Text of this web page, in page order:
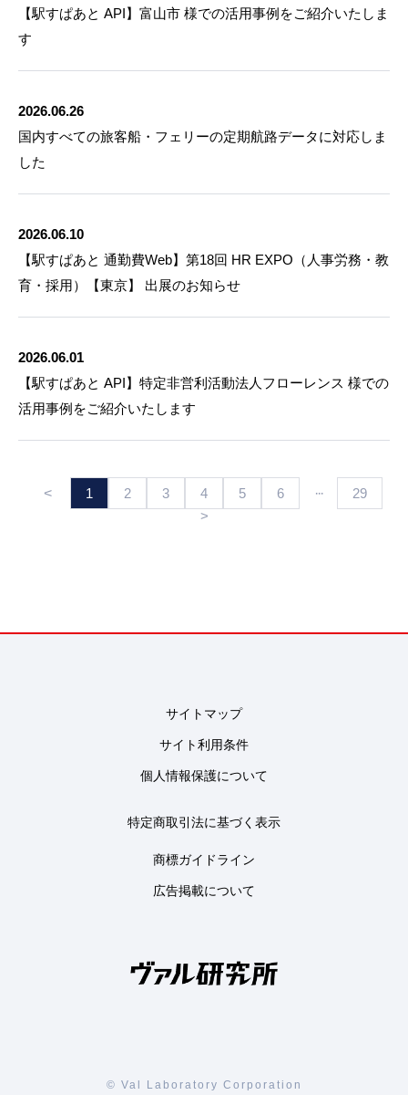
【駅すぱあと API】富山市 様での活用事例をご紹介いたしま
す
2026.06.26
国内すべての旅客船・フェリーの定期航路データに対応しま
した
2026.06.10
【駅すぱあと 通勤費Web】第18回 HR EXPO（人事労務・教
育・採用）【東京】 出展のお知らせ
2026.06.01
【駅すぱあと API】特定非営利活動法人フローレンス 様での
活用事例をご紹介いたします
< 1 2 3 4 5 6 ···
29
>
サイトマップ
サイト利用条件
個人情報保護について
特定商取引法に基づく表示
商標ガイドライン
広告掲載について
© Val Laboratory Corporation